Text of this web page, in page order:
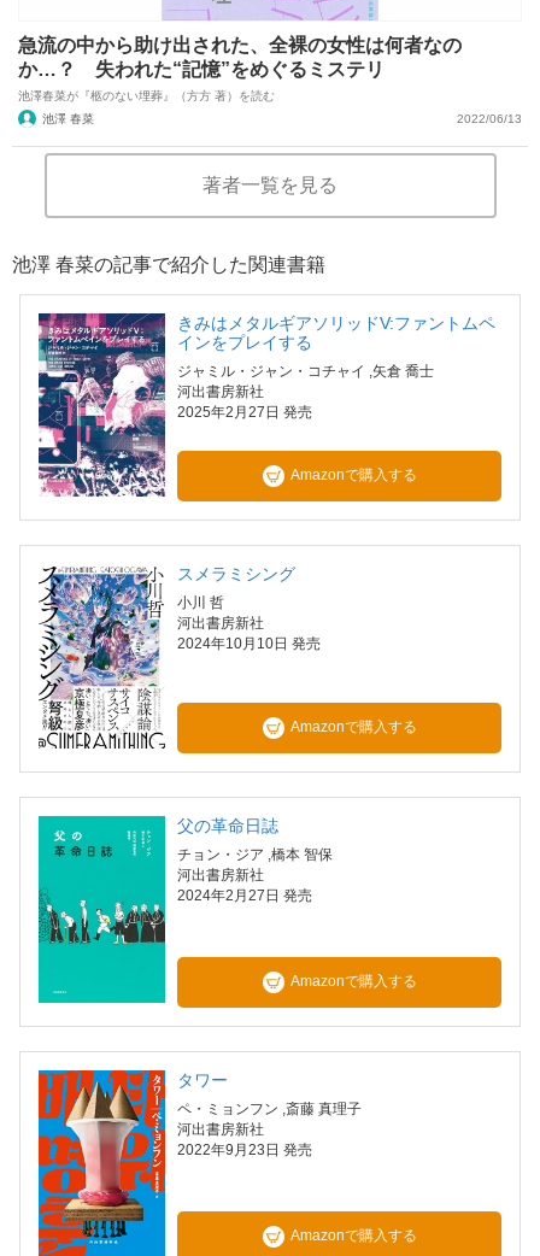
急流の中から助け出された、全裸の女性は何者なの
か…？ 失われた“記憶”をめぐるミステリ
池澤春菜が『柩のない埋葬』（方方 著）を読む
池澤 春菜
2022/06/13
著者一覧を見る
池澤 春菜の記事で紹介した関連書籍
きみはメタルギアソリッドV:ファントムペ
インをプレイする
ジャミル・ジャン・コチャイ ,矢倉 喬士
河出書房新社
2025年2月27日 発売
Amazonで購入する
スメラミシング
小川 哲
河出書房新社
2024年10月10日 発売
Amazonで購入する
父の革命日誌
チョン・ジア ,橋本 智保
河出書房新社
2024年2月27日 発売
Amazonで購入する
タワー
ペ・ミョンフン ,斎藤 真理子
河出書房新社
2022年9月23日 発売
Amazonで購入する